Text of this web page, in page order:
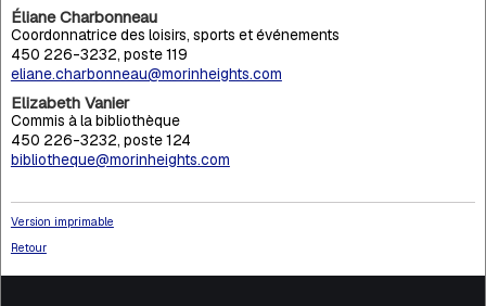
Éliane Charbonneau
Coordonnatrice des loisirs, sports et événements
450 226-3232, poste 119
eliane.charbonneau@morinheights.com
Elizabeth Vanier
Commis à la bibliothèque
450 226-3232, poste 124
bibliotheque@morinheights.com
Version imprimable
Retour